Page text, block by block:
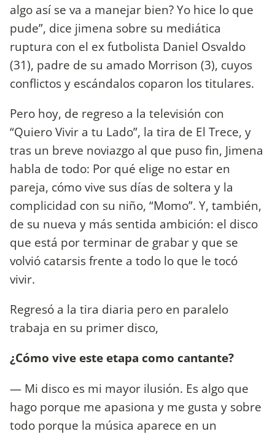
algo así se va a manejar bien? Yo hice lo que
pude”, dice jimena sobre su mediática
ruptura con el ex futbolista Daniel Osvaldo
(31), padre de su amado Morrison (3), cuyos
conflictos y escándalos coparon los titulares.
Pero hoy, de regreso a la televisión con
“Quiero Vivir a tu Lado”, la tira de El Trece, y
tras un breve noviazgo al que puso fin, Jimena
habla de todo: Por qué elige no estar en
pareja, cómo vive sus días de soltera y la
complicidad con su niño, “Momo”. Y, también,
de su nueva y más sentida ambición: el disco
que está por terminar de grabar y que se
volvió catarsis frente a todo lo que le tocó
vivir.
Regresó a la tira diaria pero en paralelo
trabaja en su primer disco,
¿Cómo vive este etapa como cantante?
— Mi disco es mi mayor ilusión. Es algo que
hago porque me apasiona y me gusta y sobre
todo porque la música aparece en un